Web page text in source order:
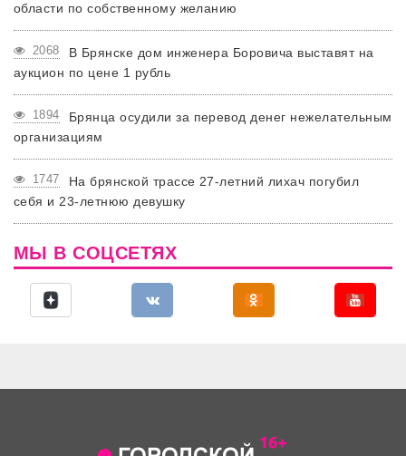
области по собственному желанию
2068
В Брянске дом инженера Боровича выставят на
аукцион по цене 1 рубль
1894
Брянца осудили за перевод денег нежелательным
организациям
1747
На брянской трассе 27-летний лихач погубил
себя и 23-летнюю девушку
МЫ В СОЦСЕТЯХ